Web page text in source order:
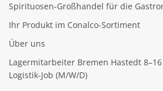
Spirituosen-Großhandel für die
Ihr Produkt im Conalco-Sortiment
Über uns
Lagermitarbeiter Bremen Hastedt
Logistik-Job (M/W/D)